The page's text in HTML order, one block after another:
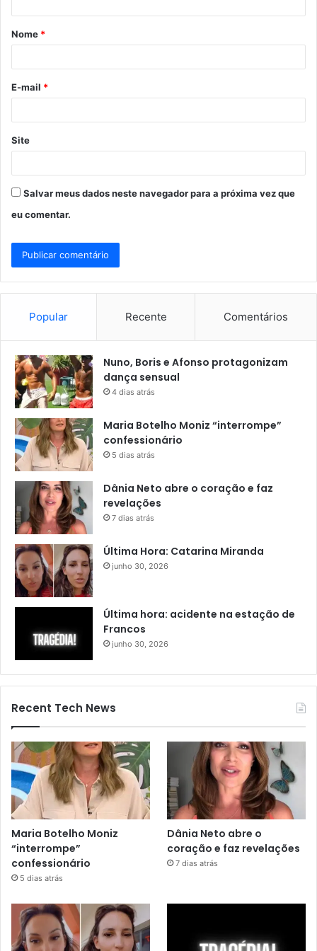
á
r
*
Nome *
E-mail *
Site
Salvar meus dados neste navegador para a próxima vez que
eu comentar.
Popular Recente Comentários
Nuno, Boris e Afonso protagonizam
dança sensual
4 dias atrás
Maria Botelho Moniz “interrompe”
confessionário
5 dias atrás
Dânia Neto abre o coração e faz
revelações
7 dias atrás
Última Hora: Catarina Miranda
junho 30, 2026
Última hora: acidente na estação de
Francos
junho 30, 2026
Recent Tech News
Maria Botelho Moniz
“interrompe”
confessionário
5 dias atrás
Dânia Neto abre o
coração e faz revelações
7 dias atrás